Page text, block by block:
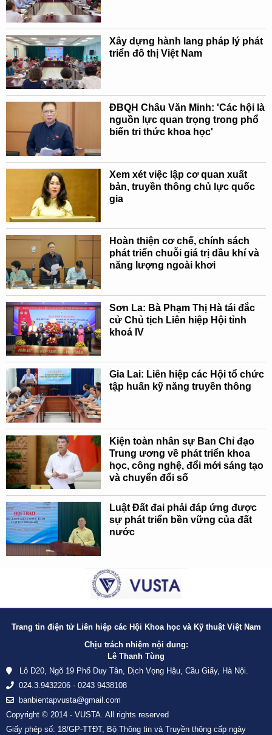
Xây dựng hành lang pháp lý phát
triển đô thị Việt Nam
ĐBQH Châu Văn Minh: 'Các hội là
nguồn lực quan trọng trong phổ
biến tri thức khoa học'
Xem xét việc lập cơ quan xuất
bản, truyền thông chủ lực quốc
gia
Hoàn thiện cơ chế, chính sách
phát triển chuỗi giá trị dầu khí và
năng lượng ngoài khơi
Sơn La: Bà Phạm Thị Hà tái đắc
cử Chủ tịch Liên hiệp Hội tỉnh
khoá IV
Gia Lai: Liên hiệp các Hội tổ chức
tập huấn kỹ năng truyền thông
Kiện toàn nhân sự Ban Chỉ đạo
Trung ương về phát triển khoa
học, công nghệ, đổi mới sáng tạo
và chuyển đổi số
Luật Đất đai phải đáp ứng được
sự phát triển bền vững của đất
nước
Trang tin điện tử Liên hiệp các Hội Khoa học và Kỹ thuật Việt Nam
Chịu trách nhiệm nội dung:
Lê Thanh Tùng
Lô D20, Ngõ 19 Phố Duy Tân, Dịch Vọng Hậu, Cầu Giấy, Hà Nội.
024.3.9432206 - 0243 9438108
banbientapvusta@gmail.com
Copyright © 2014 - VUSTA. All rights reserved
Giấy phép số: 18/GP-TTĐT, Bộ Thông tin và Truyền thông cấp ngày